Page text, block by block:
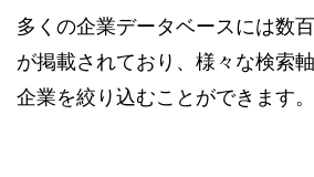
多くの企業データベースには数
が掲載されており、様々な検索
企業を絞り込むことができます。